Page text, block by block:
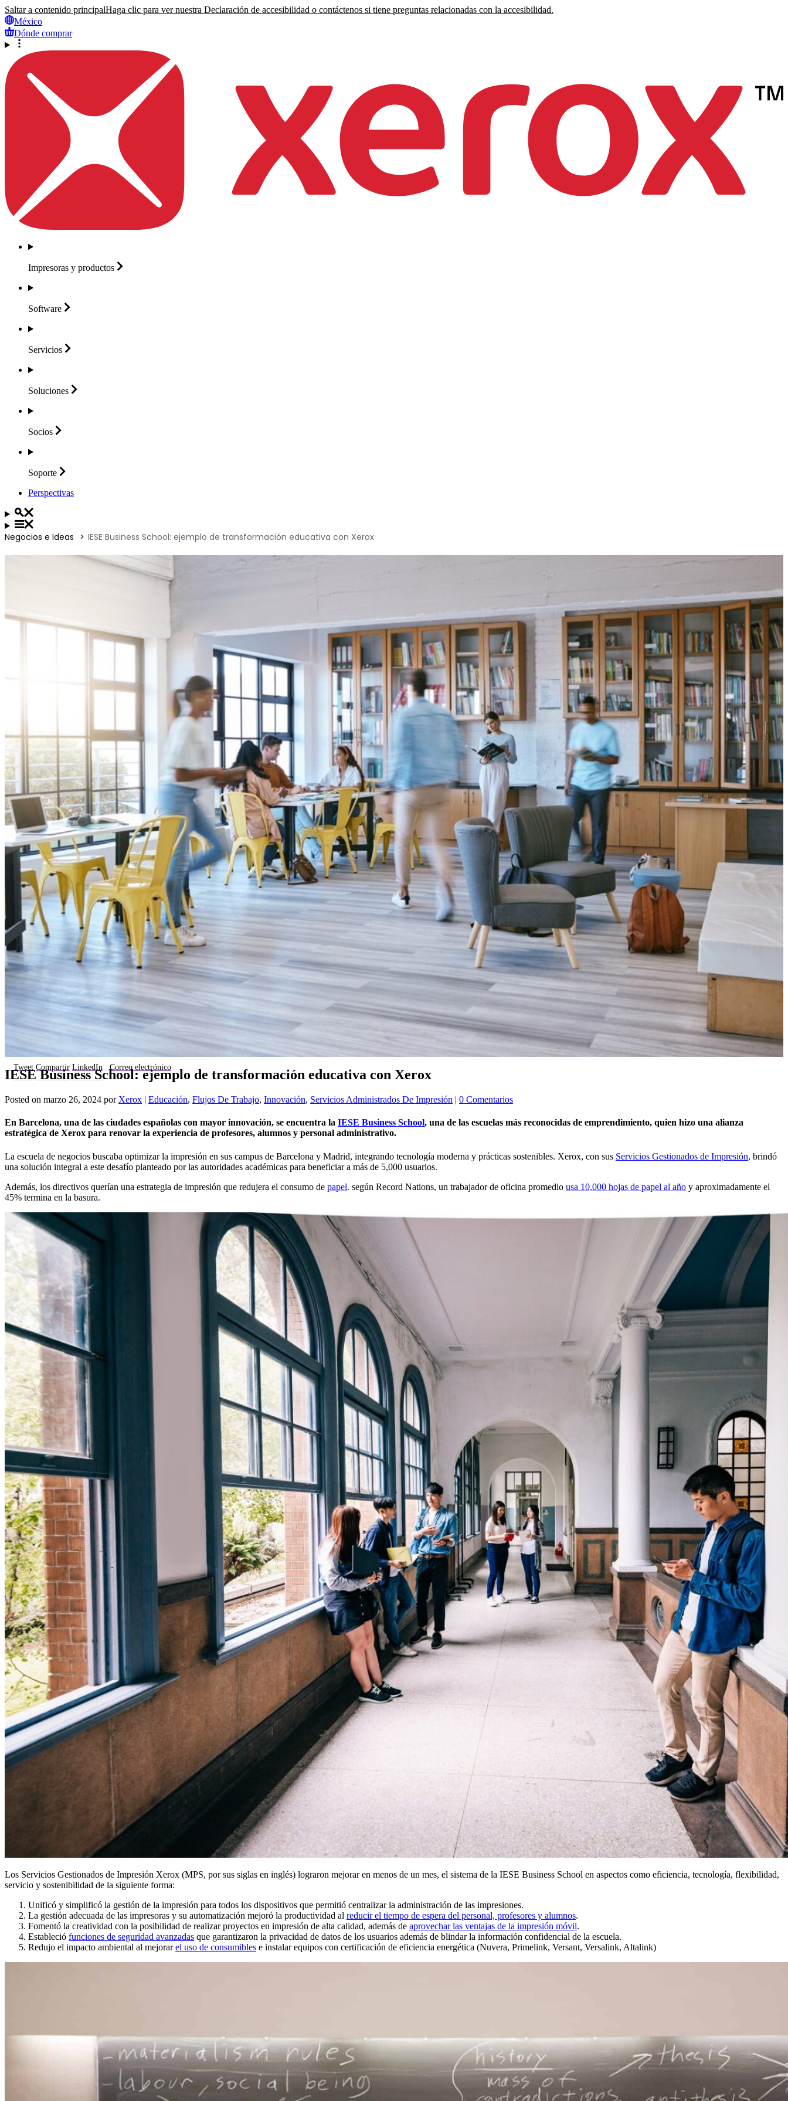
Saltar a contenido principalHaga clic para ver nuestra Declaración de accesibilidad o contáctenos si tiene preguntas relacionadas con la accesibilidad.
México
Dónde comprar
Impresoras y productos
Software
Servicios
Soluciones
Socios
Soporte
Perspectivas
Negocios e Ideas IESE Business School: ejemplo de transformación educativa con Xerox
Tweet Compartir LinkedIn Correo electrónico
IESE Business School: ejemplo de transformación educativa con Xerox
Posted on marzo 26, 2024 por Xerox | Educación, Flujos De Trabajo, Innovación, Servicios Administrados De Impresión | 0 Comentarios
En Barcelona, una de las ciudades españolas con mayor innovación, se encuentra la IESE Business School, una de las escuelas más reconocidas de emprendimiento, quien hizo una alianza
estratégica de Xerox para renovar la experiencia de profesores, alumnos y personal administrativo.
La escuela de negocios buscaba optimizar la impresión en sus campus de Barcelona y Madrid, integrando tecnología moderna y prácticas sostenibles. Xerox, con sus Servicios Gestionados de Impresión, brindó
una solución integral a este desafío planteado por las autoridades académicas para beneficiar a más de 5,000 usuarios.
Además, los directivos querían una estrategia de impresión que redujera el consumo de papel. según Record Nations, un trabajador de oficina promedio usa 10,000 hojas de papel al año y aproximadamente el
45% termina en la basura.
Los Servicios Gestionados de Impresión Xerox (MPS, por sus siglas en inglés) lograron mejorar en menos de un mes, el sistema de la IESE Business School en aspectos como eficiencia, tecnología, flexibilidad,
servicio y sostenibilidad de la siguiente forma:
Unificó y simplificó la gestión de la impresión para todos los dispositivos que permitió centralizar la administración de las impresiones.
La gestión adecuada de las impresoras y su automatización mejoró la productividad al reducir el tiempo de espera del personal, profesores y alumnos.
Fomentó la creatividad con la posibilidad de realizar proyectos en impresión de alta calidad, además de aprovechar las ventajas de la impresión móvil.
Estableció funciones de seguridad avanzadas que garantizaron la privacidad de datos de los usuarios además de blindar la información confidencial de la escuela.
Redujo el impacto ambiental al mejorarel uso de consumibles e instalar equipos con certificación de eficiencia energética (Nuvera, Primelink, Versant, Versalink, Altalink)